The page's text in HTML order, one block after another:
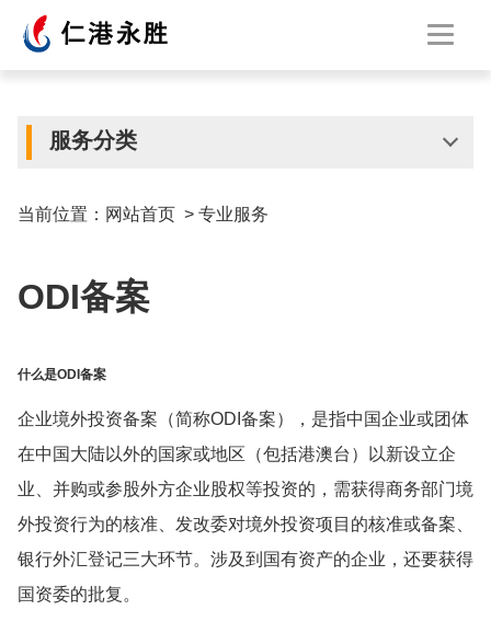
服务分类
当前位置： 网站首页 > 专业服务
ODI备案
什么是ODI备案
企业境外投资备案（简称ODI备案），是指中国企业或团体
在中国大陆以外的国家或地区（包括港澳台）以新设立企
业、并购或参股外方企业股权等投资的，需获得商务部门境
外投资行为的核准、发改委对境外投资项目的核准或备案、
银行外汇登记三大环节。涉及到国有资产的企业，还要获得
国资委的批复。